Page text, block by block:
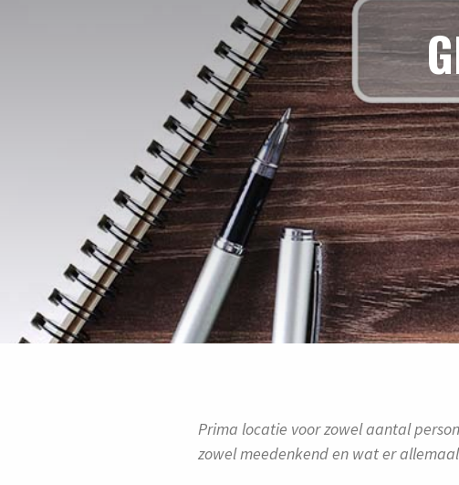
Prima locatie voor zowel aantal
zowel meedenkend en wat er